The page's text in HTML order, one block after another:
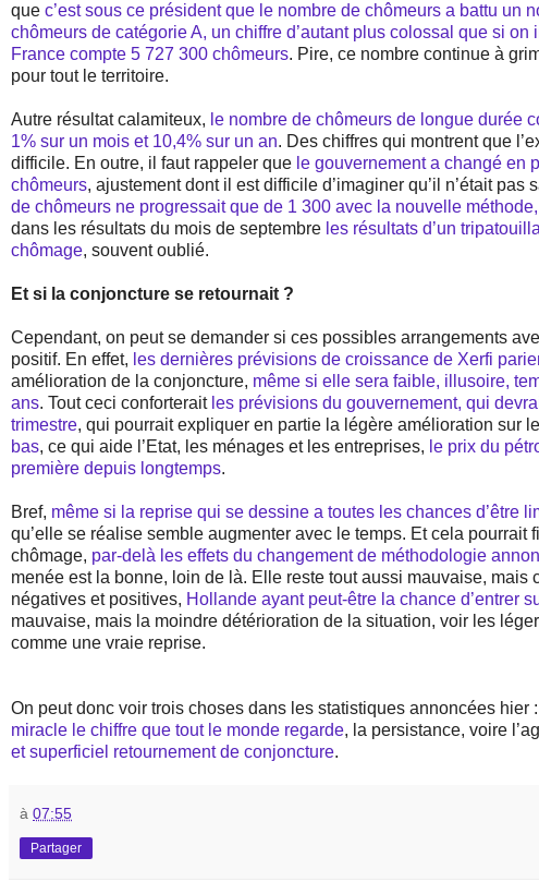
que c’est sous ce président que le nombre de chômeurs a battu un
chômeurs de catégorie A, un chiffre d’autant plus colossal que si
France compte 5 727 300 chômeurs. Pire, ce nombre continue à
pour tout le territoire.
Autre résultat calamiteux, le nombre de chômeurs de longue durée
1% sur un mois et 10,4% sur un an. Des chiffres qui montrent que
difficile. En outre, il faut rappeler que le gouvernement a changé en
chômeurs, ajustement dont il est difficile d’imaginer qu’il n’était pas
de chômeurs ne progressait que de 1 300 avec la nouvelle
dans les résultats du mois de septembre les résultats d’un
chômage, souvent oublié.
Et si la conjoncture se retournait ?
Cependant, on peut se demander si ces possibles arrangements
positif. En effet, les dernières prévisions de croissance de Xerfi
amélioration de la conjoncture, même si elle sera faible, illusoire,
ans. Tout ceci conforterait les prévisions du gouvernement, qui
trimestre, qui pourrait expliquer en partie la légère amélioration sur
bas, ce qui aide l’Etat, les ménages et les entreprises, le prix du
première depuis longtemps.
Bref, même si la reprise qui se dessine a toutes les chances d’être
qu’elle se réalise semble augmenter avec le temps. Et cela
chômage, par-delà les effets du changement de méthodologie
menée est la bonne, loin de là. Elle reste tout aussi mauvaise,
négatives et positives, Hollande ayant peut-être la chance d’entrer
mauvaise, mais la moindre détérioration de la situation, voir les
comme une vraie reprise.
On peut donc voir trois choses dans les statistiques annoncées hier :
miracle le chiffre que tout le monde regarde, la persistance, voire
et superficiel retournement de conjoncture.
à 07:55
Partager